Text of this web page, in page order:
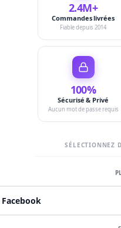
2.4M+
Commandes livrées
Fiable depuis 2014
100%
Sécurisé & Privé
Aucun mot de passe requis
SÉLECTIONNEZ
Facebook